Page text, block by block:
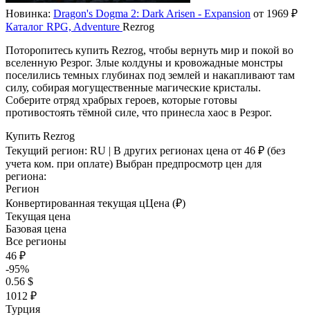
Новинка: Dragon's Dogma 2: Dark Arisen - Expansion от 1969 ₽
Каталог RPG, Adventure Rezrog
Поторопитесь купить Rezrog, чтобы вернуть мир и покой во
вселенную Резрог. Злые колдуны и кровожадные монстры
поселились темных глубинах под землей и накапливают там
силу, собирая могущественные магические кристалы.
Соберите отряд храбрых героев, которые готовы
противостоять тёмной силе, что принесла хаос в Резрог.
Купить Rezrog
Текущий регион: RU | В других регионах цена от 46 ₽ (без
учета ком. при оплате) Выбран предпросмотр цен для
региона:
Регион
Конвертированная текущая цЦена (₽)
Текущая цена
Базовая цена
Все регионы
46 ₽
-95%
0.56 $
1012 ₽
Турция